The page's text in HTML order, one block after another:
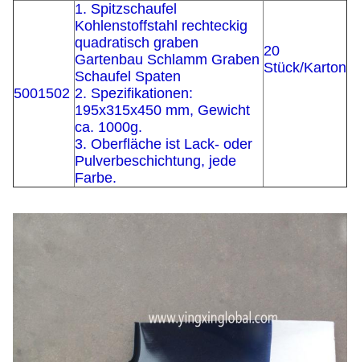
5001502
1. Spitzschaufel
Kohlenstoffstahl rechteckig
quadratisch graben
Gartenbau Schlamm Graben
Schaufel Spaten
2. Spezifikationen:
195x315x450 mm, Gewicht
ca. 1000g.
3. Oberfläche ist Lack- oder
Pulverbeschichtung, jede
Farbe.
20
Stück/Karton